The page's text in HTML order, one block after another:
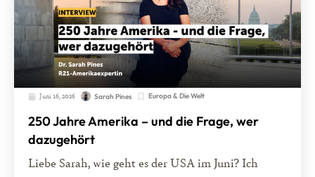
Juni 16, 2026 Sarah Pines Europa & Die Welt
250 Jahre Amerika – und die Frage, wer
dazugehört
Liebe Sarah, wie geht es der USA im Juni? Ich